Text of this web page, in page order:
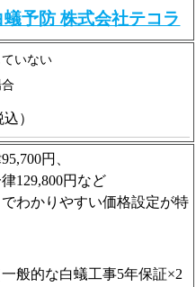
予防 株式会社テコラ
いない
込）
円、
129,800円など
わかりやすい価格設定が特
般的な白蟻工事5年保証×2